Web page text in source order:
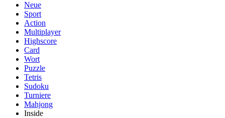
Neue
Sport
Action
Multiplayer
Highscore
Card
Wort
Puzzle
Tetris
Sudoku
Turniere
Mahjong
Inside